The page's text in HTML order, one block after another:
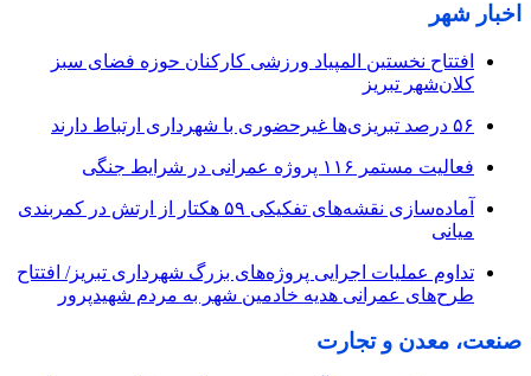
اخبار شهر
افتتاح نخستین المپیاد ورزشی کارکنان حوزه فضای سبز
کلان‌شهر تبریز
۵۶ درصد تبریزی‌ها غیرحضوری با شهرداری ارتباط دارند
فعالیت مستمر ۱۱۶ پروژه عمرانی در شرایط جنگی
آماده‌سازی نقشه‌های تفکیکی ۵۹ هکتار از ارتش در کمربندی
میانی
تداوم عملیات اجرایی پروژه‌های بزرگ شهرداری تبریز/ افتتاح
طرح‌های عمرانی هدیه خادمین شهر به مردم شهیدپرور
صنعت، معدن و تجارت